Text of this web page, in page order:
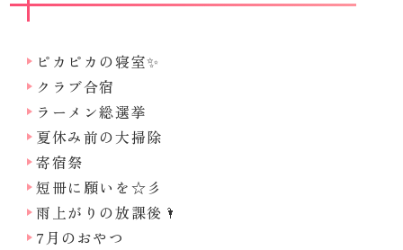
ピカピカの寝室✨
クラブ合宿
ラーメン総選挙
夏休み前の大掃除
寄宿祭
短冊に願いを☆彡
雨上がりの放課後🌂
7月のおやつ